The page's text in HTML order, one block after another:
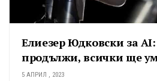
Елиезер Юдковски за
продължи, всички ще
5 АПРИЛ , 2023